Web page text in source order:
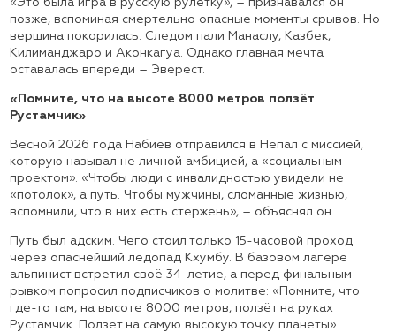
«Это была игра в русскую рулетку», – признавался он
позже, вспоминая смертельно опасные моменты срывов. Но
вершина покорилась. Следом пали Манаслу, Казбек,
Килиманджаро и Аконкагуа. Однако главная мечта
оставалась впереди – Эверест.
«Помните, что на высоте 8000 метров ползёт
Рустамчик»
Весной 2026 года Набиев отправился в Непал с миссией,
которую называл не личной амбицией, а «социальным
проектом». «Чтобы люди с инвалидностью увидели не
«потолок», а путь. Чтобы мужчины, сломанные жизнью,
вспомнили, что в них есть стержень», – объяснял он.
Путь был адским. Чего стоил только 15-часовой проход
через опаснейший ледопад Кхумбу. В базовом лагере
альпинист встретил своё 34-летие, а перед финальным
рывком попросил подписчиков о молитве: «Помните, что
где-то там, на высоте 8000 метров, ползёт на руках
Рустамчик. Ползет на самую высокую точку планеты».